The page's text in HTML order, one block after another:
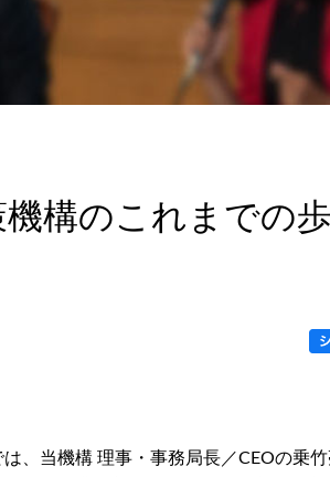
機構のこれまでの
、当機構 理事・事務局長／CEOの乗